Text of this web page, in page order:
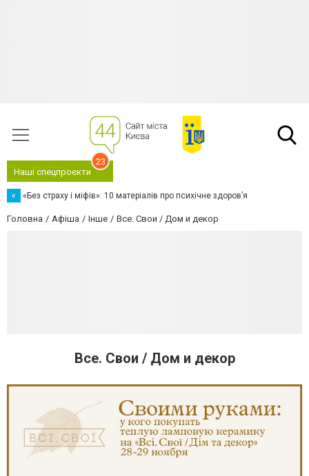
Наші спецпроєкти
23
« «Без страху і міфів»: 10 матеріалів про психічне здоров’я
Головна Афіша Інше Все. Свои / Дом и декор
Все. Свои / Дом и декор